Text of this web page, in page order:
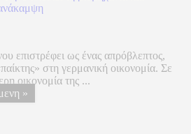
επιστρέφει ως ένας απρόβλεπτος,
στη γερμανική οικονομία. Σε
οικονομία της ...
»